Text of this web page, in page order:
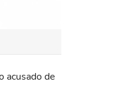
acusado de